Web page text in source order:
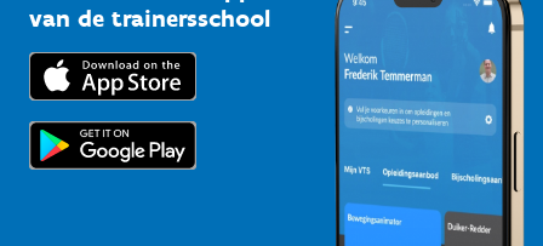
Bedrijven
Trainers en begeleiders
Topsporters
Downloads
Voor de pers
van de trainersschool